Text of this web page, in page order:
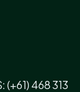
(+61) 468 313